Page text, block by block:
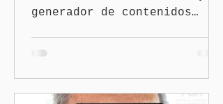
generador de contenidos
de Puebla (FGE) sostuvo una
reunión de trabajo con